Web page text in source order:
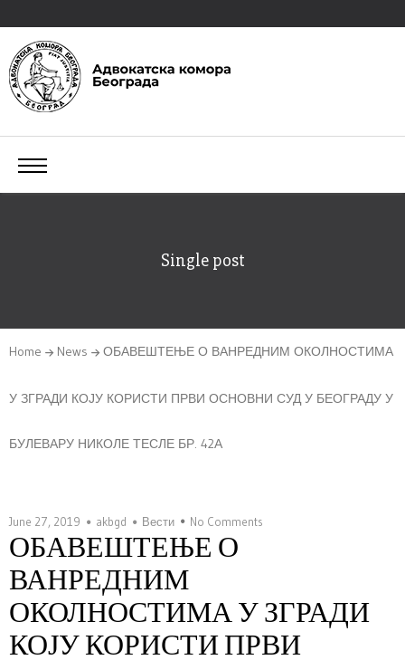
Single post
Home News ОБАВЕШТЕЊЕ О ВАНРЕДНИМ ОКОЛНОСТИМА
У ЗГРАДИ КОЈУ КОРИСТИ ПРВИ ОСНОВНИ СУД У БЕОГРАДУ У
БУЛЕВАРУ НИКОЛЕ ТЕСЛЕ БР. 42А
June 27, 2019 akbgd Вести No Comments
ОБАВЕШТЕЊЕ О
ВАНРЕДНИМ
ОКОЛНОСТИМА У ЗГРАДИ
КОЈУ КОРИСТИ ПРВИ